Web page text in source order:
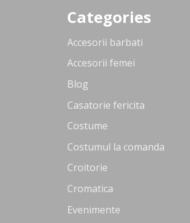
Categories
Accesorii barbati
Accesorii femei
Blog
Casatorie fericita
Costume
Costumul la comanda
Croitorie
Cromatica
Evenimente